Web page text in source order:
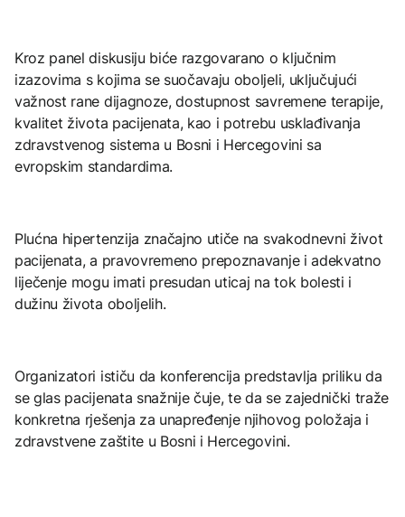
Kroz panel diskusiju biće razgovarano o ključnim
izazovima s kojima se suočavaju oboljeli, uključujući
važnost rane dijagnoze, dostupnost savremene terapije,
kvalitet života pacijenata, kao i potrebu usklađivanja
zdravstvenog sistema u Bosni i Hercegovini sa
evropskim standardima.
Plućna hipertenzija značajno utiče na svakodnevni život
pacijenata, a pravovremeno prepoznavanje i adekvatno
liječenje mogu imati presudan uticaj na tok bolesti i
dužinu života oboljelih.
Organizatori ističu da konferencija predstavlja priliku da
se glas pacijenata snažnije čuje, te da se zajednički traže
konkretna rješenja za unapređenje njihovog položaja i
zdravstvene zaštite u Bosni i Hercegovini.